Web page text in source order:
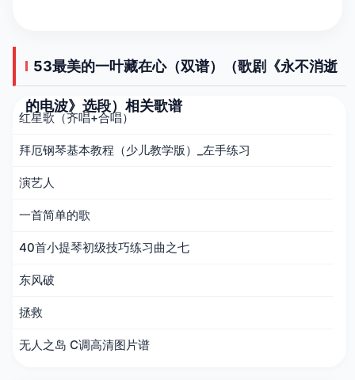
53最美的一叶藏在心（双谱）（歌剧《永不消逝
的电波》选段）相关歌谱
红星歌（齐唱+合唱）
拜厄钢琴基本教程（少儿教学版）_左手练习
演艺人
一首简单的歌
40首小提琴初级技巧练习曲之七
东风破
拯救
无人之岛 C调高清图片谱